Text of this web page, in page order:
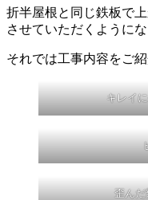
折半屋根と同じ鉄板で
させていただくようにな
それでは工事内容をご紹
キレイ
歪んだ